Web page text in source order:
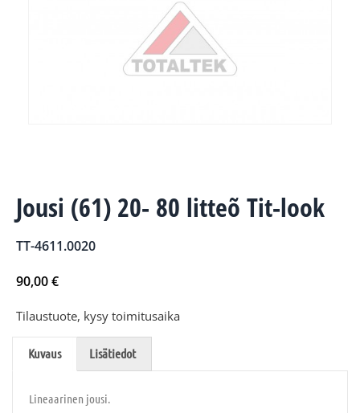
Jousi (61) 20- 80 litteõ Tit-look
TT-4611.0020
90,00€
Tilaustuote, kysy toimitusaika
Kuvaus Lisätiedot
Lineaarinen jousi.